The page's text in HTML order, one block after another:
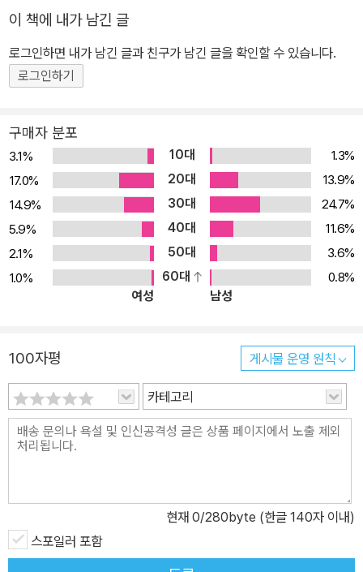
이 책에 내가 남긴 글
로그인하면 내가 남긴 글과 친구가 남긴 글을 확인할 수 있습니다.
로그인하기
구매자 분포
3.1% 10대
1.3%
17.0%
20대
13.9%
14.9%
30대
24.7%
5.9%
40대
11.6%
2.1%
50대
3.6%
1.0%
60대
0.8%
여성
남성
100자평 게시물 운영 원칙
카테고리
현재 0/280byte (한글 140자 이내)
스포일러 포함